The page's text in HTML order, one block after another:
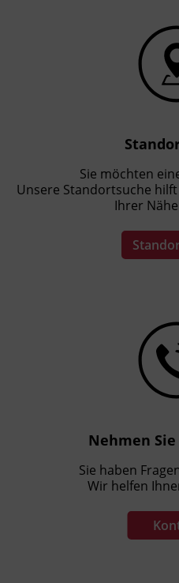
Sie möchten
Unsere Standortsuche
Ihrer
Nehmen
Sie haben
Wir helfen